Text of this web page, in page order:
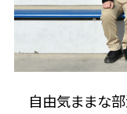
自由気ままな部